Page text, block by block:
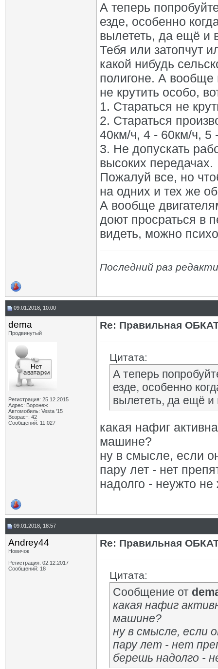
А теперь
езде, особенно
вылететь, да ещё и
Тебя или затопчут
какой нибудь
полигоне. А вообще
не крутить особо,
1. Стараться не
2. Стараться
40км/ч, 4 - 60км/ч, 5
3. Не допускать
высоких передачах.
Пожалуй все, но
на одних и тех же
А вообще
доют просраться в
видеть, можно
Последний раз
09.01.2018, 10:00
dema
Продвинутый
Регистрация: 25.12.2015
Адрес: Воронеж
Автомобиль: Vesta '15
Возраст: 42
Сообщений: 11,027
Re: Правильная
Цитата:
А теперь
езде, особенно
вылететь, да ещё и
какая нафиг
машине?
ну в смысле, если
пару лет - нет
надолго - неужто
09.01.2018, 18:57
Andrey44
Новичок
Регистрация: 02.12.2017
Сообщений: 18
Re: Правильная
Цитата:
Сообщение от
какая нафиг
машине?
ну в смысле, если
пару лет - нет
берешь надолго -